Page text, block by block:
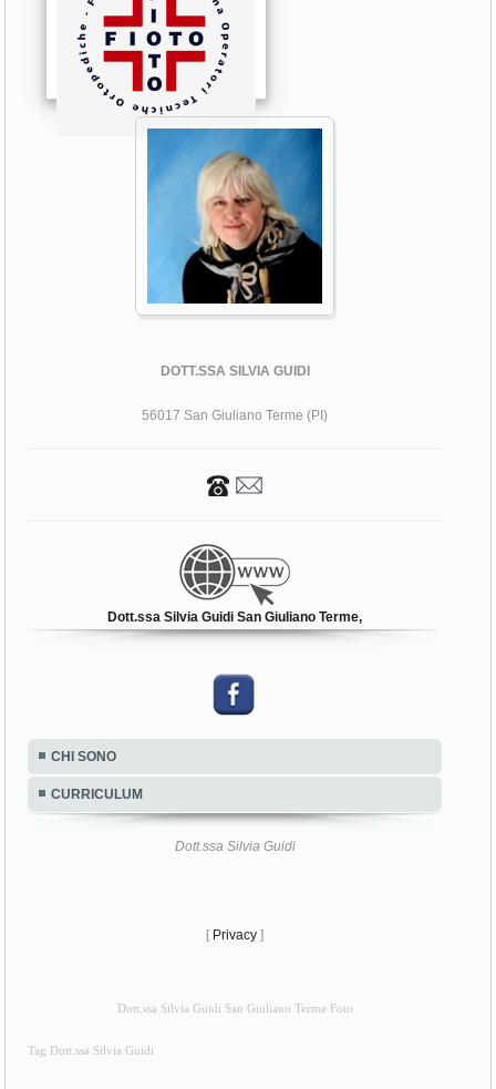
DOTT.SSA SILVIA GUIDI
56017 San Giuliano Terme (PI)
Dott.ssa Silvia Guidi San Giuliano Terme,
CHI SONO
CURRICULUM
Dott.ssa Silvia Guidi
[ Privacy ]
Dott.ssa Silvia Guidi San Giuliano Terme Foto
Tag Dott.ssa Silvia Guidi